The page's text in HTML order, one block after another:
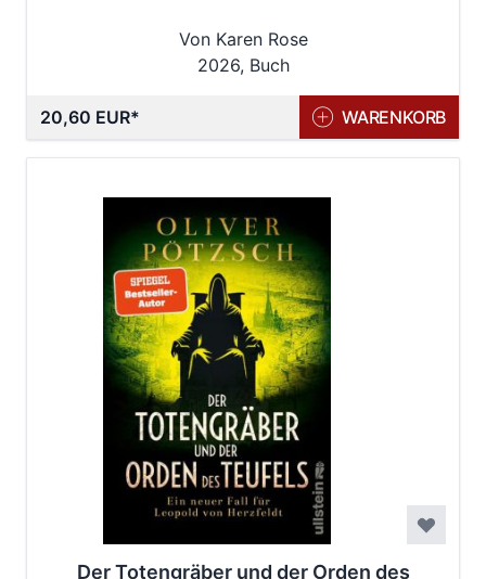
Von Karen Rose
2026, Buch
20,60 EUR WARENKORB
Der Totengräber und der Orden des